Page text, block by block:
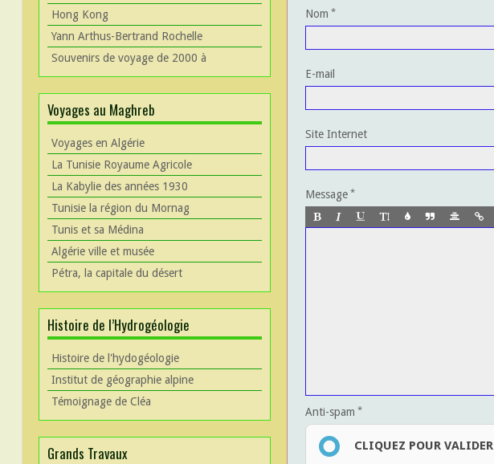
Hong Kong
Yann Arthus-Bertrand Rochelle
Souvenirs de voyage de 2000 à
Voyages au Maghreb
Voyages en Algérie
La Tunisie Royaume Agricole
La Kabylie des années 1930
Tunisie la région du Mornag
Tunis et sa Médina
Algérie ville et musée
Pétra, la capitale du désert
Histoire de l’Hydrogéologie
Histoire de l'hydogéologie
Institut de géographie alpine
Témoignage de Cléa
Grands Travaux
Nom
E-mail
Site Internet
Message
Anti-spam
CLIQUEZ POUR VALIDER